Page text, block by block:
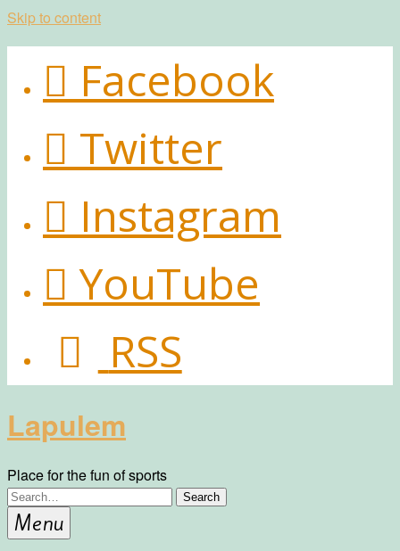
Skip to content
Facebook
Twitter
Instagram
YouTube
RSS
Lapulem
Place for the fun of sports
Menu